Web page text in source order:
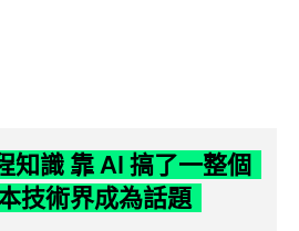
知識 靠 AI 搞了一整個
技術界成為話題